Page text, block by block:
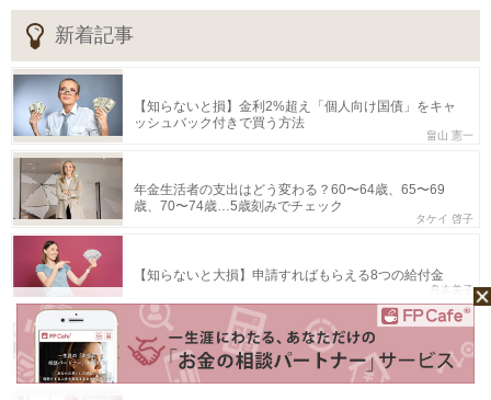
新着記事
【知らないと損】金利2%超え「個人向け国債」をキャ
ッシュバック付きで買う方法
畠山 憲一
年金生活者の支出はどう変わる？60〜64歳、65〜69
歳、70〜74歳…5歳刻みでチェック
タケイ 啓子
【知らないと大損】申請すればもらえる8つの給付金
舟本美子
ビューカード スタンダードとJRE CARD徹底比較！
Suicaユーザーはどっちを選ぶべきか